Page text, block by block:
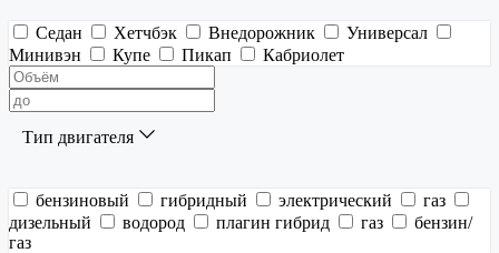
Седан Хетчбэк Внедорожник
Универсал
Минивэн
Купе Пикап Кабриолет
Тип двигателя
бензиновый гибридный электрический
газ
дизельный
водород плагин гибрид газ
бензин/
газ